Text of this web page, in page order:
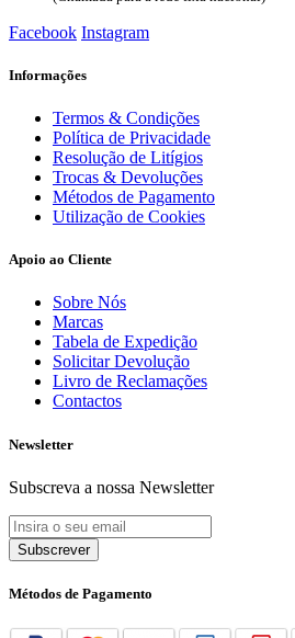
Facebook Instagram
Informações
Termos & Condições
Política de Privacidade
Resolução de Litígios
Trocas & Devoluções
Métodos de Pagamento
Utilização de Cookies
Apoio ao Cliente
Sobre Nós
Marcas
Tabela de Expedição
Solicitar Devolução
Livro de Reclamações
Contactos
Newsletter
Subscreva a nossa Newsletter
Subscrever
Métodos de Pagamento